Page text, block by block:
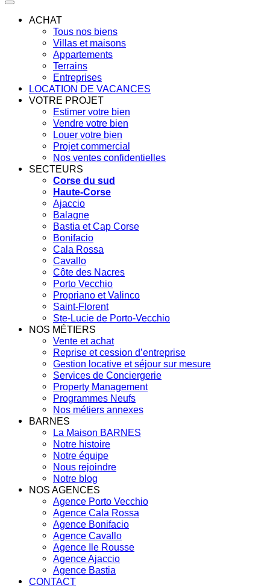
ACHAT
Tous nos biens
Villas et maisons
Appartements
Terrains
Entreprises
LOCATION DE VACANCES
VOTRE PROJET
Estimer votre bien
Vendre votre bien
Louer votre bien
Projet commercial
Nos ventes confidentielles
SECTEURS
Corse du sud
Haute-Corse
Ajaccio
Balagne
Bastia et Cap Corse
Bonifacio
Cala Rossa
Cavallo
Côte des Nacres
Porto Vecchio
Propriano et Valinco
Saint-Florent
Ste-Lucie de Porto-Vecchio
NOS MÉTIERS
Vente et achat
Reprise et cession d’entreprise
Gestion locative et séjour sur mesure
Services de Conciergerie
Property Management
Programmes Neufs
Nos métiers annexes
BARNES
La Maison BARNES
Notre histoire
Notre équipe
Nous rejoindre
Notre blog
NOS AGENCES
Agence Porto Vecchio
Agence Cala Rossa
Agence Bonifacio
Agence Cavallo
Agence Ile Rousse
Agence Ajaccio
Agence Bastia
CONTACT